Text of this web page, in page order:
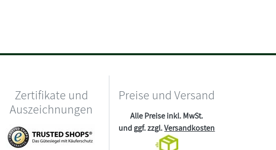
Zertifikate und
Auszeichnungen
Preise und Versand
Alle Preise inkl. MwSt.
und ggf. zzgl.Versandkosten